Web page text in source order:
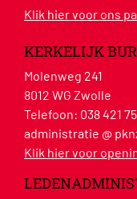
Klik hier voor ons
KERKELIJK
Molenweg 241
8012 WG Zwolle
Telefoon: 038 421
administratie @
Klik hier voor